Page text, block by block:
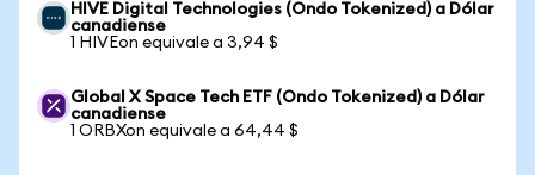
HIVE Digital Technologies (Ondo Tokenized) a Dólar
canadiense
1 HIVEon equivale a 3,94 $
Global X Space Tech ETF (Ondo Tokenized) a Dólar
canadiense
1 ORBXon equivale a 64,44 $